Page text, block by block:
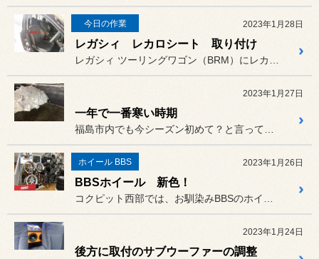
今日の作業 2023年1月28日
レガシィ レカロシート 取り付け
2023年1月27日
一年で一番寒い時期
ホイール BBS 2023年1月26日
BBSホイール 新色！
2023年1月24日
後方に取付のサブウーファーの調整